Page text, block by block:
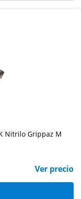
Nitrilo Grippaz M
Ver precio